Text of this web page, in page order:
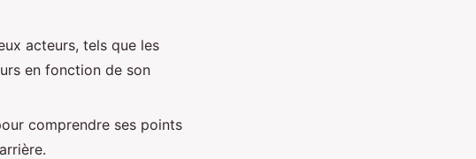
acteurs, tels que les
en fonction de son
comprendre ses points